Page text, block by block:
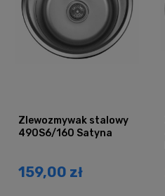
Zlewozmywak stalowy
490S6/160 Satyna
159,00 zł